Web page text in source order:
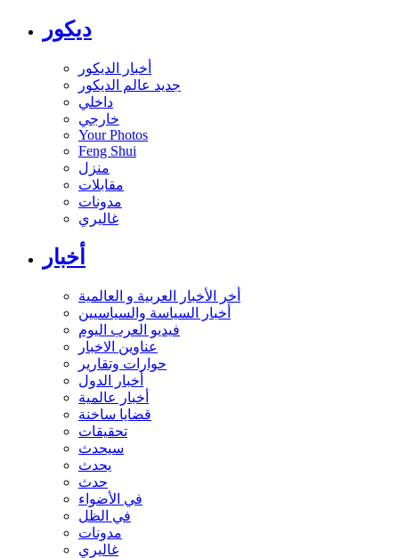
ديكور
أخبار الديكور
جديد عالم الديكور
داخلي
خارجي
Your Photos
Feng Shui
منزل
مقابلات
مدونات
غاليري
أخبار
أخر الأخبار العربية و العالمية
أخبار السياسة والسياسيين
فيديو العرب اليوم
عناوين الاخبار
حوارات وتقارير
أخبار الدول
أخبار عالمية
قضايا ساخنة
تحقيقات
سيحدث
يحدث
حدث
في الأضواء
في الظل
مدونات
غاليري